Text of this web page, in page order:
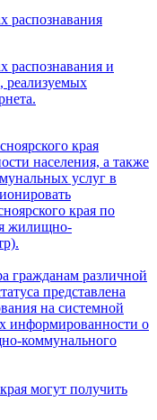
распознавания
распознавания и
реализуемых
края
населения, а также
услуг в
края по
жилищно-
гражданам различной
представлена
на системной
информированности о
коммунального
могут получить